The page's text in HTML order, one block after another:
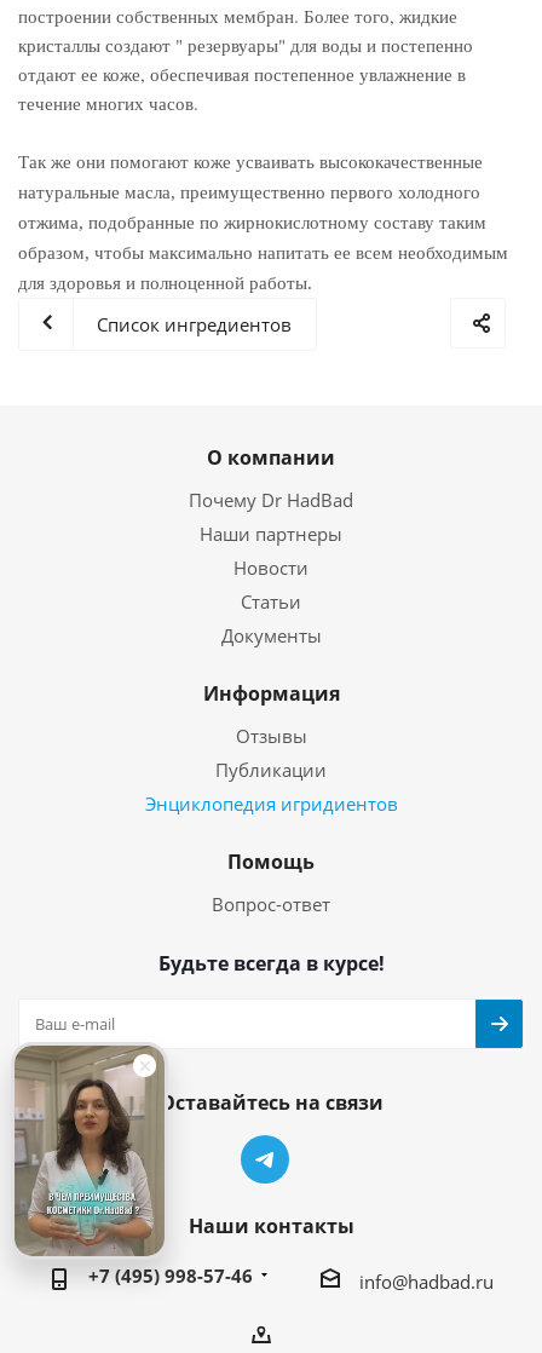
построении собственных мембран. Более того, жидкие
кристаллы создают " резервуары" для воды и постепенно
отдают ее коже, обеспечивая постепенное увлажнение в
течение многих часов.
Так же они помогают коже усваивать высококачественные
натуральные масла, преимущественно первого холодного
отжима, подобранные по жирнокислотному составу таким
образом, чтобы максимально напитать ее всем необходимым
для здоровья и полноценной работы.
Список ингредиентов
О компании
Почему Dr HadBad
Наши партнеры
Новости
Статьи
Документы
Информация
Отзывы
Публикации
Энциклопедия игридиентов
Помощь
Вопрос-ответ
Будьте всегда в курсе!
Оставайтесь на связи
Наши контакты
+7 (495) 998-57-46 info@hadbad.ru